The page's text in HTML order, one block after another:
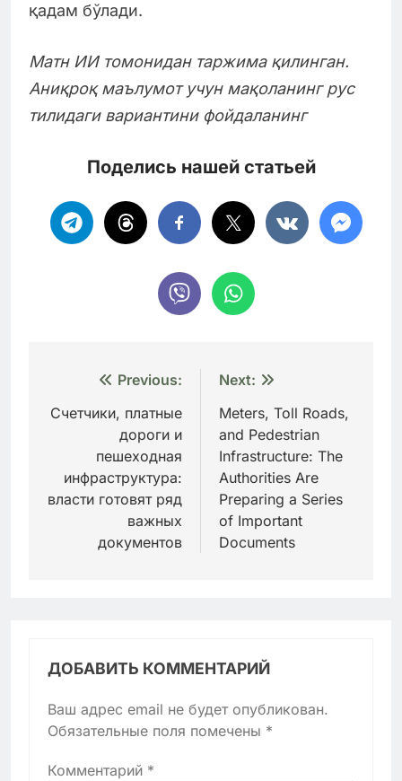
қадам бўлади.
Матн ИИ томонидан таржима қилинган.
Аниқроқ маълумот учун мақоланинг рус
тилидаги вариантини фойдаланинг
Поделись нашей статьей
Навигация
по
записям
Previous:
Счетчики, платные
дороги и
пешеходная
инфраструктура:
власти готовят ряд
важных
документов
Next:
Meters, Toll Roads,
and Pedestrian
Infrastructure: The
Authorities Are
Preparing a Series
of Important
Documents
ДОБАВИТЬ КОММЕНТАРИЙ
Ваш адрес email не будет опубликован.
Обязательные поля помечены *
Комментарий *